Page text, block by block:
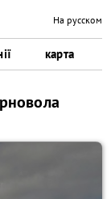
карта
На русском